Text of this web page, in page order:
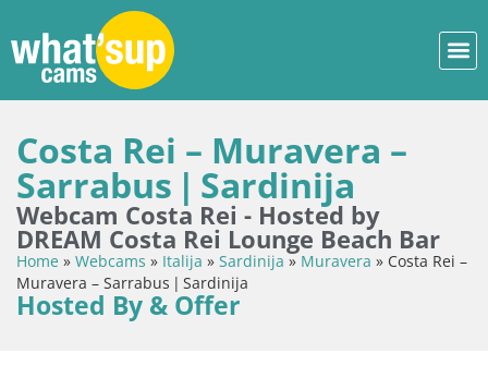
Costa Rei – Muravera –
Sarrabus | Sardinija
Webcam Costa Rei - Hosted by
DREAM Costa Rei Lounge Beach Bar
Home » Webcams » Italija » Sardinija » Muravera » Costa Rei –
Muravera – Sarrabus | Sardinija
Hosted By & Offer